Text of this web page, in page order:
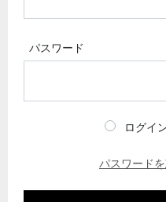
パスワード
ログイ
パスワード